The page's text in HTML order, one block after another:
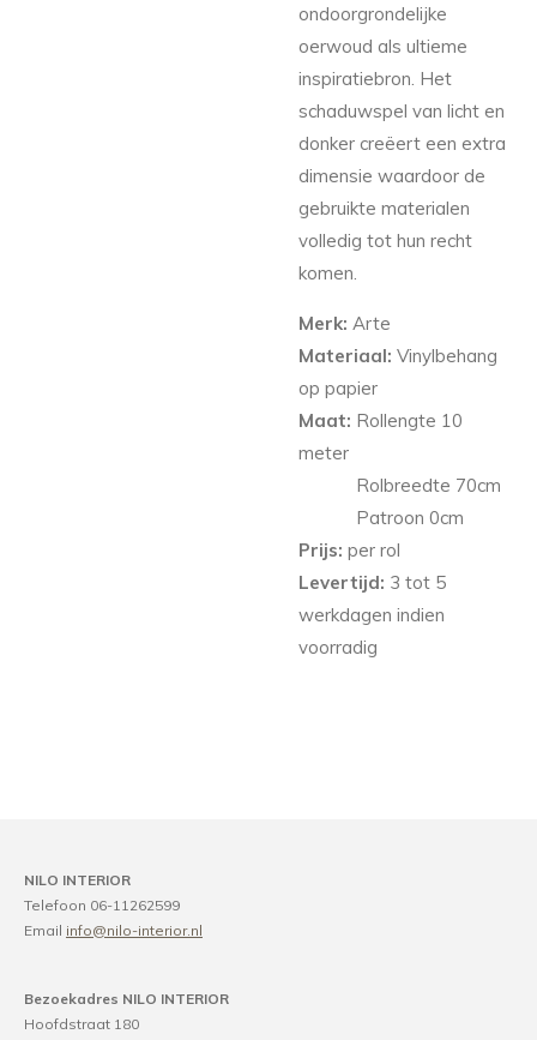
ondoorgrondelijke
oerwoud als ultieme
inspiratiebron. Het
schaduwspel van licht en
donker creëert een extra
dimensie waardoor de
gebruikte materialen
volledig tot hun recht
komen.
Merk: Arte
Materiaal: Vinylbehang
op papier
Maat: Rollengte 10
meter
Rolbreedte 70cm
Patroon 0cm
Prijs: per rol
Levertijd: 3 tot 5
werkdagen indien
voorradig
NILO INTERIOR
Telefoon 06-11262599
Email info@nilo-interior.nl
Bezoekadres NILO INTERIOR
Hoofdstraat 180